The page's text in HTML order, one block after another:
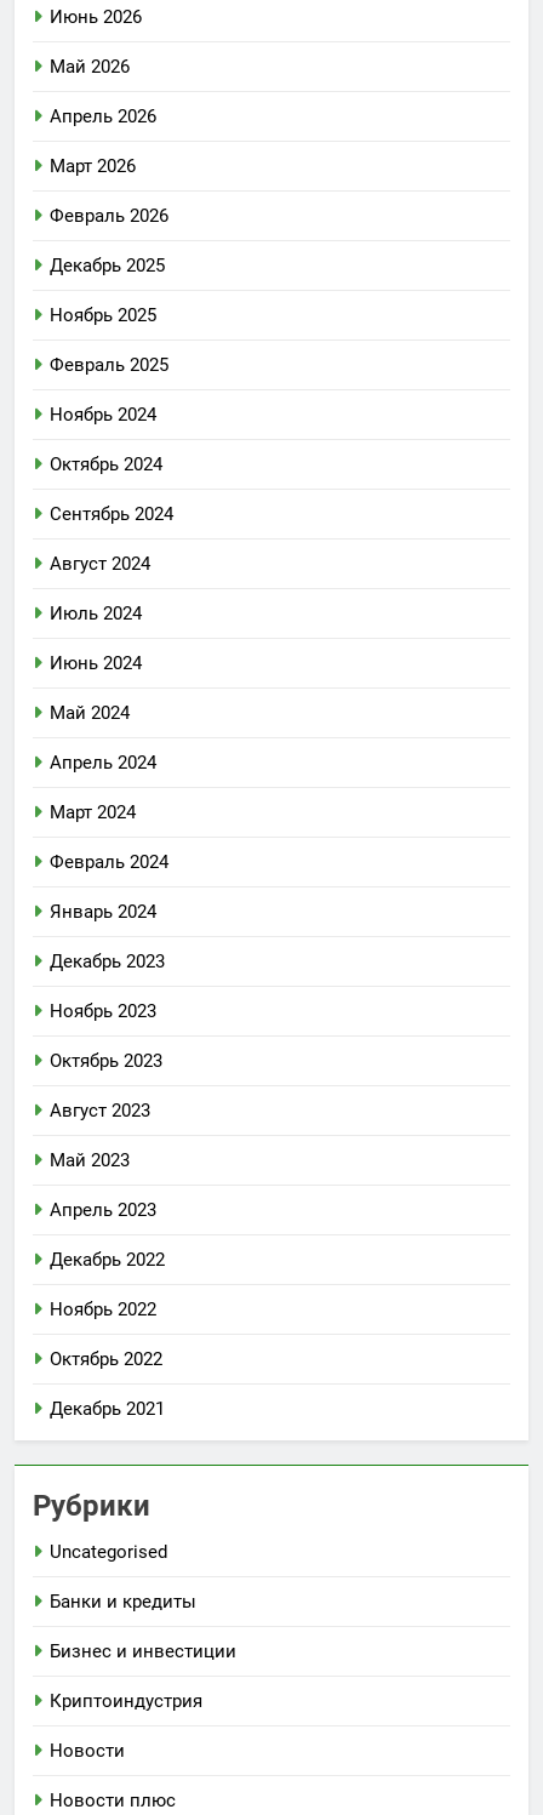
Июнь 2026
Май 2026
Апрель 2026
Март 2026
Февраль 2026
Декабрь 2025
Ноябрь 2025
Февраль 2025
Ноябрь 2024
Октябрь 2024
Сентябрь 2024
Август 2024
Июль 2024
Июнь 2024
Май 2024
Апрель 2024
Март 2024
Февраль 2024
Январь 2024
Декабрь 2023
Ноябрь 2023
Октябрь 2023
Август 2023
Май 2023
Апрель 2023
Декабрь 2022
Ноябрь 2022
Октябрь 2022
Декабрь 2021
Рубрики
Uncategorised
Банки и кредиты
Бизнес и инвестиции
Криптоиндустрия
Новости
Новости плюс